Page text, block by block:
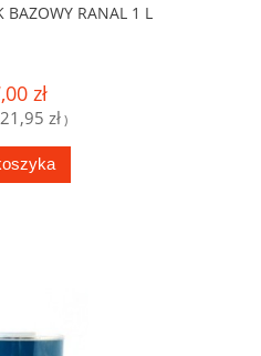
BAZOWY RANAL 1 L
zł
21,95 zł )